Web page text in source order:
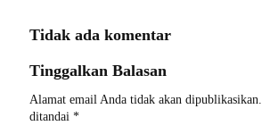
Tidak ada komentar
Tinggalkan Balasan
Alamat email Anda tidak akan dipublikasikan.
ditandai *